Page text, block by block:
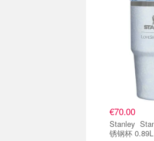
€70.00
Stanley Stanley 1913 ProTour 不
锈钢杯 0.89L